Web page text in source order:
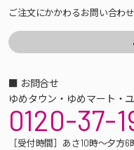
ご注文にかかわるお問い合わ
■ お問合せ
ゆめタウン・ゆめマート・
0120-37-
［受付時間］あさ10時～夕方6